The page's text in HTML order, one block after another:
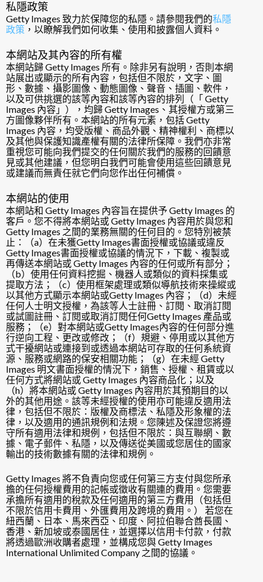
私隱政策
Getty Images 致力於保障您的私隱。請參閱我們的私隱
政策 ，以瞭解我們如何收集、使用和披露個人資料。
本網站及其內容的所有權
本網站歸 Getty Images 所有。除非另有說明，否則本網
站展出或顯示的所有內容，包括但不限於，文字、圖
形、數據、攝影圖像、動態圖像、聲音、插圖、軟件，
以及可供挑選的該等內容和該等內容的排列（「 Getty
Images 內容」），均歸 Getty Images、其授權方或第三
方圖像夥伴所有。本網站的所有元素，包括 Getty
Images 內容，均受版權、商品外觀、精神權利、商標以
及其他與保護知識產權有關的法律所保障。我們亦非常
重視您可能向我們提交的任何關於我們的服務的回饋意
見或其他建議，但您明白我們可能會使用這些回饋意見
或建議而無責任就它們向您作出任何補償。
本網站的使用
本網站和 Getty Images 內容旨在提供予 Getty Images 的
客戶。您不得將本網站或 Getty Images 內容用於與您和
Getty Images 之間的業務無關的任何目的。您特別被禁
止：（a）在未獲Getty Images書面授權或協議或違反
Getty Images書面授權或協議的情況下，下載、複製或
再傳送本網站或 Getty Images 內容的任何或所有部分；
（b）使用任何資料挖掘、機器人或類似的資料採集或
提取方法；（c）使用框架處理或類似導航技術來操縱或
以其他方式顯示本網站或Getty Images 內容；（d）未經
任何人士明文授權，為該等人士註冊、訂閱、取消訂閱
或試圖註冊、訂閱或取消訂閱任何Getty Images 產品或
服務；（e）對本網站或Getty Images內容的任何部分進
行逆向工程、更改或修改；（f）規避、停用或以其他方
式干擾網站或連接到或透過本網站可存取的任何系統資
源、服務或網路的保安相關功能；（g）在未經 Getty
Images 明文書面授權的情況下，銷售、授權、租賃或以
任何方式將網站或 Getty Images 內容商品化；以及
（h）將本網站或 Getty Images 內容用於其預期目的以
外的其他用途。該等未經授權的使用亦可能違反適用法
律，包括但不限於：版權及商標法、私隱及形象權的法
律，以及適用的通訊規例和法規。您陳述及保證您將遵
守所有適用法律和規例，包括但不限於：與互聯網、數
據、電子郵件、私隱，以及傳送從美國或您居住的國家
輸出的技術數據有關的法律和規例。
Getty Images 將不負責向您或任何第三方支付與您所承
擔的任何授權費用的記帳或徵收有關連的費用。您需要
承擔所有適用的稅款及任何適用的第三方費用（包括但
不限於信用卡費用、外匯費用及跨境的費用。） 若您在
紐西蘭、日本、馬來西亞、印度、阿拉伯聯合酋長國、
香港、新加坡或泰國居住，並選擇以信用卡付款，付款
將透過歐洲收購者處理，並構成您與 Getty Images
International Unlimited Company 之間的協議。